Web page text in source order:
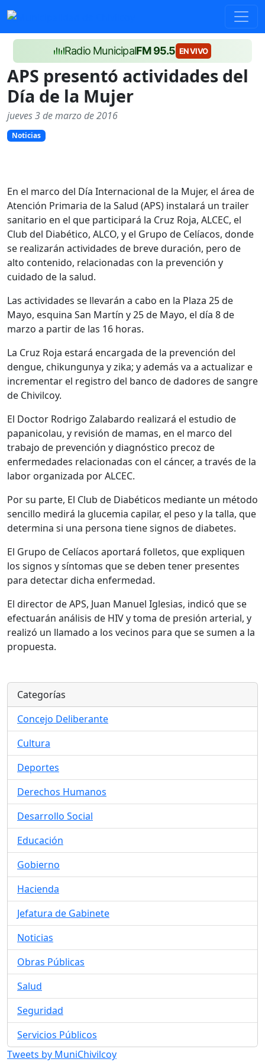
Radio MunicipalFM 95.5 EN VIVO
APS presentó actividades del
Día de la Mujer
jueves 3 de marzo de 2016
Noticias
En el marco del Día Internacional de la Mujer, el área de
Atención Primaria de la Salud (APS) instalará un trailer
sanitario en el que participará la Cruz Roja, ALCEC, el
Club del Diabético, ALCO, y el Grupo de Celíacos, donde
se realizarán actividades de breve duración, pero de
alto contenido, relacionadas con la prevención y
cuidado de la salud.
Las actividades se llevarán a cabo en la Plaza 25 de
Mayo, esquina San Martín y 25 de Mayo, el día 8 de
marzo a partir de las 16 horas.
La Cruz Roja estará encargada de la prevención del
dengue, chikungunya y zika; y además va a actualizar e
incrementar el registro del banco de dadores de sangre
de Chivilcoy.
El Doctor Rodrigo Zalabardo realizará el estudio de
papanicolau, y revisión de mamas, en el marco del
trabajo de prevención y diagnóstico precoz de
enfermedades relacionadas con el cáncer, a través de la
labor organizada por ALCEC.
Por su parte, El Club de Diabéticos mediante un método
sencillo medirá la glucemia capilar, el peso y la talla, que
determina si una persona tiene signos de diabetes.
El Grupo de Celíacos aportará folletos, que expliquen
los signos y síntomas que se deben tener presentes
para detectar dicha enfermedad.
El director de APS, Juan Manuel Iglesias, indicó que se
efectuarán análisis de HIV y toma de presión arterial, y
realizó un llamado a los vecinos para que se sumen a la
propuesta.
Categorías
Concejo Deliberante
Cultura
Deportes
Derechos Humanos
Desarrollo Social
Educación
Gobierno
Hacienda
Jefatura de Gabinete
Noticias
Obras Públicas
Salud
Seguridad
Servicios Públicos
Tweets by MuniChivilcoy